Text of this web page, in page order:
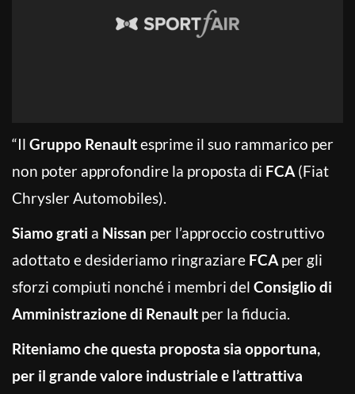
“Il Gruppo Renaultesprime il suo rammarico per
non poter approfondire la proposta di FCA (Fiat
Chrysler Automobiles).
Siamo grati a Nissan per l’approccio costruttivo
adottato e desideriamo ringraziare FCA per gli
sforzi compiuti nonché i membri del Consiglio di
Amministrazione di Renault per la fiducia.
Riteniamo che questa proposta sia opportuna,
per il grande valore industriale e l’attrattiva